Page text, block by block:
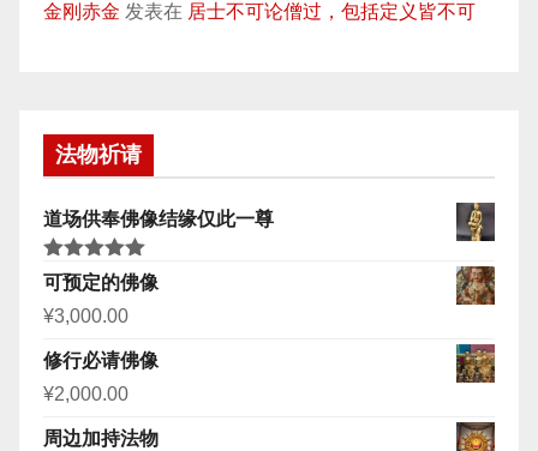
金刚赤金 发表在 居士不可论僧过，包括定义皆不可
法物祈请
道场供奉佛像结缘仅此一尊
评分5.00
&sol; 5
可预定的佛像
¥3,000.00
修行必请佛像
¥2,000.00
周边加持法物